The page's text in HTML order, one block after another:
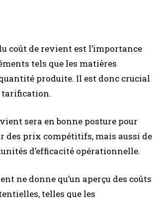
coût de revient est l’importance
tels que les matières
produite. Il est donc crucial
tarification.
sera en bonne posture pour
des prix compétitifs, mais aussi de
d’efficacité opérationnelle.
ne donne qu’un aperçu des coûts
telles que les